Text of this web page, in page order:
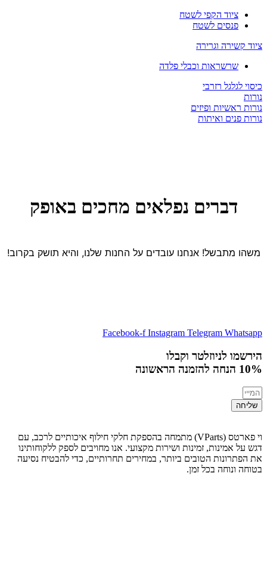
ציוד הקפי לשטח
פנסים לשטח
ציוד קשירה וגרירה
שרשראות וכבלי פלדה
כיסוי לגלגל רזרבי
נורות
נורות ראשיות ופיזים
נורות פנים ואיתות
דברים נפלאים מחכים באופק
משהו מתבשל! אנחנו עובדים על החנות שלנו, והיא תושק בקרוב!
Facebook-f Instagram Telegram Whatsapp
הירשמו לניוזלטר וקבלו
10% הנחה
להזמנה הראשונה
שליחה
וי פארטס (VParts) מתמחה בהספקת חלקי חילוף איכותיים לרכב, עם
דגש על אמינות, זמינות ושירות מקצועי. אנו מחויבים לספק ללקוחותינו
את הפתרונות הטובים ביותר, במחירים תחרותיים, כדי להבטיח נסיעה
בטוחה ונוחה בכל זמן.